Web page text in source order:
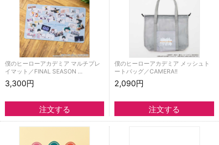
僕のヒーローアカデミア マルチプレ
イマット／FINAL SEASON …
3,300円
僕のヒーローアカデミア メッシュト
ートバッグ／CAMERA!!
2,090円